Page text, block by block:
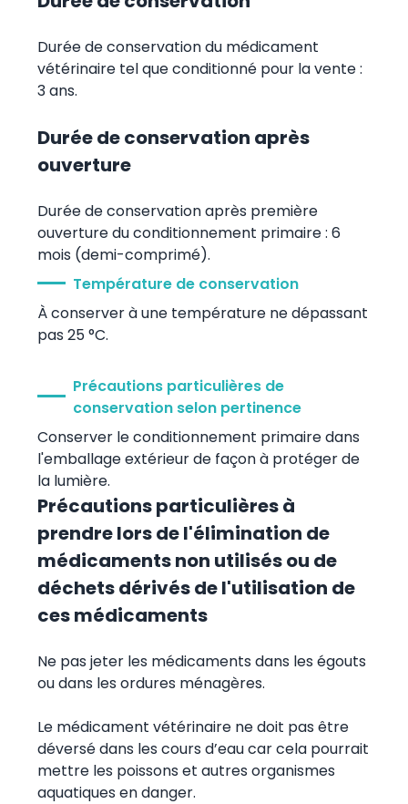
Durée de conservation du médicament
vétérinaire tel que conditionné pour la vente :
3 ans.
Durée de conservation après
ouverture
Durée de conservation après première
ouverture du conditionnement primaire : 6
mois (demi-comprimé).
Température de conservation
À conserver à une température ne dépassant
pas 25 °C.
Précautions particulières de
conservation selon pertinence
Conserver le conditionnement primaire dans
l'emballage extérieur de façon à protéger de
la lumière.
Précautions particulières à
prendre lors de l'élimination de
médicaments non utilisés ou de
déchets dérivés de l'utilisation de
ces médicaments
Ne pas jeter les médicaments dans les égouts
ou dans les ordures ménagères.
Le médicament vétérinaire ne doit pas être
déversé dans les cours d’eau car cela pourrait
mettre les poissons et autres organismes
aquatiques en danger.